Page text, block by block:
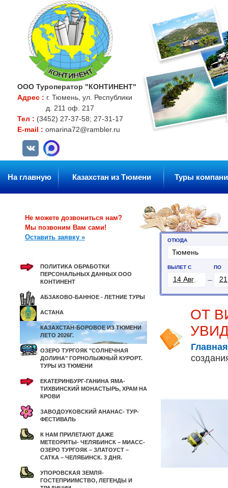
ООО Туроператор "КОНТИНЕНТ"
Адрес : г. Тюмень, ул. Республики
д. 211 оф. 217
Тел : (3452) 27-37-58; 27-31-17
E-mail : omarina72@rambler.ru
На главную Казахстан из Тюмени Туры
Не можете дозвониться нам?
Мы позвоним Вам сами!
Оставить заявку »
ПОЛИТИКА ОБРАБОТКИ
ПЕРСОНАЛЬНЫХ ДАННЫХ ООО
КОНТИНЕНТ
АБЗАКОВО-БАННОЕ - ЛЕТНИЕ ТУРЫ
АСТАНА
КАЗАХСТАН-БОРОВОЕ ИЗ ТЮМЕНИ
ЛЕТО 2026Г.
ОЗЕРО ТУРГОЯК "СОЛНЕЧНАЯ
ДОЛИНА" ГОРНОЛЫЖНЫЙ КУРОРТ.
ТУРЫ ИЗ ТЮМЕНИ
ЕКАТЕРИНБУРГ-ГАНИНА ЯМА-
ТИХВИНСКИЙ МОНАСТЫРЬ, ХРАМ НА
КРОВИ
ЗАВОДОУКОВСКИЙ АНАНАС- ТУР-
ФЕСТИВАЛЬ
К НАМ ПРИЛЕТАЮТ ДАЖЕ
МЕТЕОРИТЫ- ЧЕЛЯБИНСК – МИАСС-
ОЗЕРО ТУРГОЯК – ЗЛАТОУСТ –
САТКА – ЧЕЛЯБИНСК. 3 ДНЯ.
УПОРОВСКАЯ ЗЕМЛЯ-
ГОСТЕПРИИМСТВО, ЛЕГЕНДЫ И
ОТ
Главная